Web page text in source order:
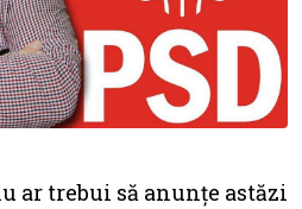
ar trebui să anunțe astăzi